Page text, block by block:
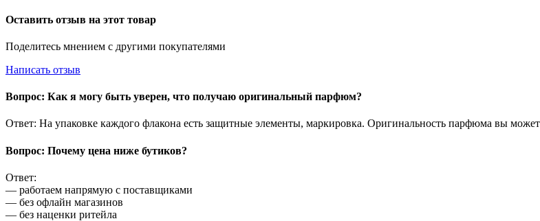
Оставить отзыв на этот товар
Поделитесь мнением с другими покупателями
Написать отзыв
Вопрос: Как я могу быть уверен, что получаю оригинальный парфюм?
Ответ: На упаковке каждого флакона есть защитные элементы, маркировка. Оригинальность парфюма вы
Вопрос: Почему цена ниже бутиков?
Ответ:
— работаем напрямую с поставщиками
— без офлайн магазинов
— без наценки ритейла